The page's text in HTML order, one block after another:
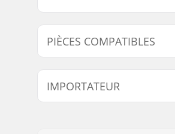
PIÈCES COMPATIBLES
Trouvez des produits
IMPORTATEUR